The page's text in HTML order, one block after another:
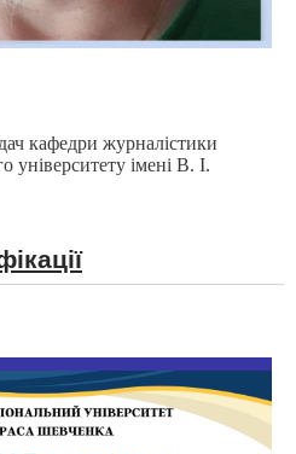
кафедри журналістики
університету імені В. І.